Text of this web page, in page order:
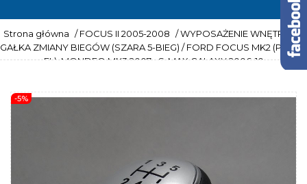
Strona główna / FOCUS II 2005-2008 / WYPOSAŻENIE WNĘTRZA
GAŁKA ZMIANY BIEGÓW (SZARA 5-BIEG) / FORD FOCUS MK2 (PRZED
FL), MONDEO MK3 2007-, S-MAX GALAXY 2006-10
-5%